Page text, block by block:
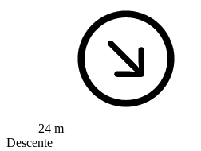
24 m
Descente